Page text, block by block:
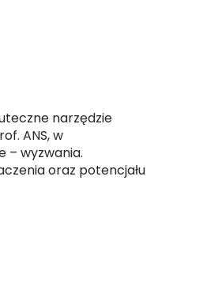
narzędzie
ANS, w
– wyzwania.
oraz potencjału
potrzebującym